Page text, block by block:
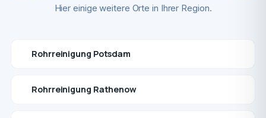
Hier einige weitere Orte in Ihrer Region.
Rohrreinigung Potsdam
Rohrreinigung Rathenow